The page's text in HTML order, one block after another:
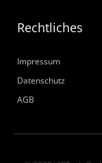
Rechtliches
Impressum
Datenschutz
AGB